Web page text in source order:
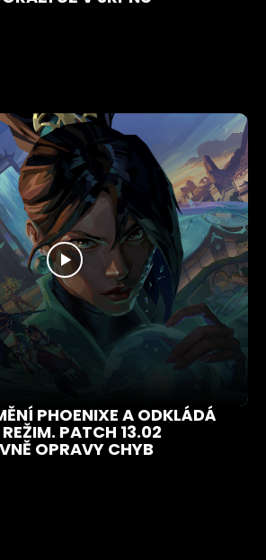
PHOENIXE A ODKLÁDÁ
PATCH 13.02
OPRAVY CHYB